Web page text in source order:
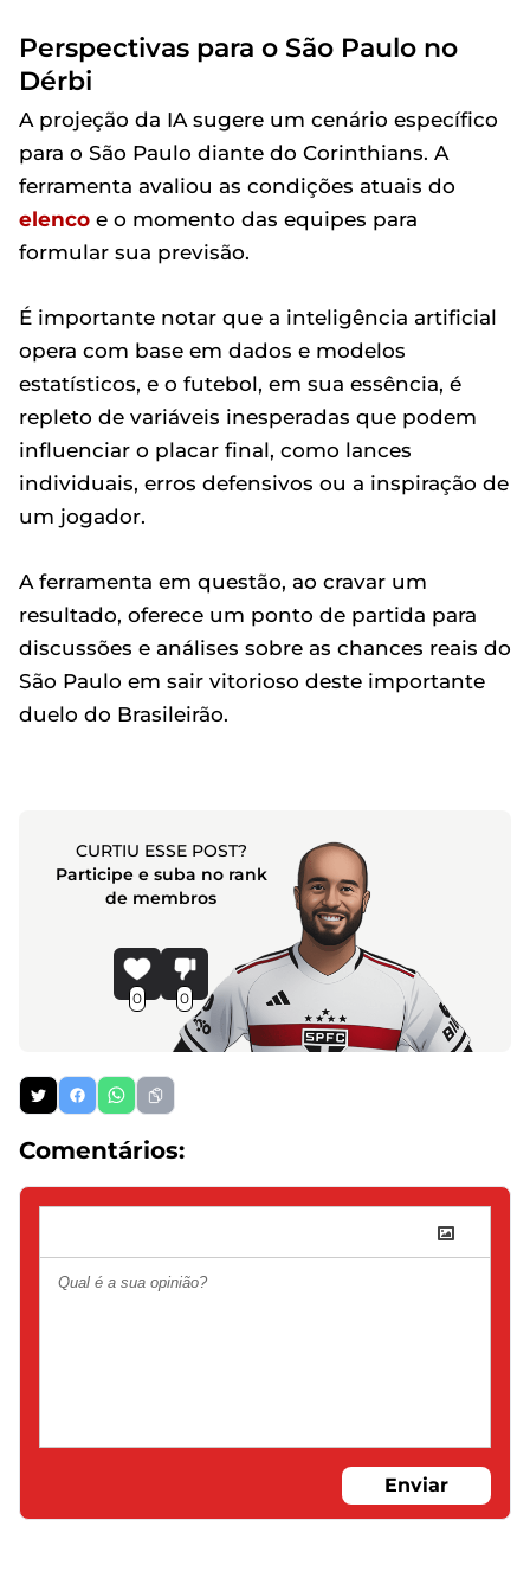
Perspectivas para o São Paulo no
Dérbi
A projeção da IA sugere um cenário específico
para o São Paulo diante do Corinthians. A
ferramenta avaliou as condições atuais do
elenco e o momento das equipes para
formular sua previsão.
É importante notar que a inteligência artificial
opera com base em dados e modelos
estatísticos, e o futebol, em sua essência, é
repleto de variáveis inesperadas que podem
influenciar o placar final, como lances
individuais, erros defensivos ou a inspiração de
um jogador.
A ferramenta em questão, ao cravar um
resultado, oferece um ponto de partida para
discussões e análises sobre as chances reais do
São Paulo em sair vitorioso deste importante
duelo do Brasileirão.
CURTIU ESSE POST?
Participe e suba no rank
de membros
0 0
Comentários:
Enviar